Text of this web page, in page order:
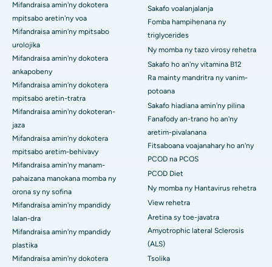
Mifandraisa amin'ny dokotera
mpitsabo aretin'ny voa
Mifandraisa amin'ny mpitsabo
urolojika
Mifandraisa amin'ny dokotera
ankapobeny
Mifandraisa amin'ny dokotera
mpitsabo aretin-tratra
Mifandraisa amin'ny dokoteran-
jaza
Mifandraisa amin'ny dokotera
mpitsabo aretim-behivavy
Mifandraisa amin'ny manam-
pahaizana manokana momba ny
orona sy ny sofina
Mifandraisa amin'ny mpandidy
lalan-dra
Mifandraisa amin'ny mpandidy
plastika
Mifandraisa amin'ny dokotera
Sakafo voalanjalanja
Fomba hampihenana ny
triglycerides
Ny momba ny tazo virosy rehetra
Sakafo ho an'ny vitamina B12
Ra mainty mandritra ny vanim-
potoana
Sakafo hiadiana amin'ny pilina
Fanafody an-trano ho an'ny
aretim-pivalanana
Fitsaboana voajanahary ho an'ny
PCOD na PCOS
PCOD Diet
Ny momba ny Hantavirus rehetra
View rehetra
Aretina sy toe-javatra
Amyotrophic lateral Sclerosis
(ALS)
Tsolika